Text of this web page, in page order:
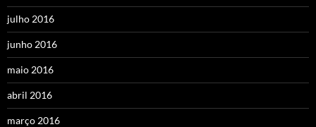
julho 2016
junho 2016
maio 2016
abril 2016
março 2016